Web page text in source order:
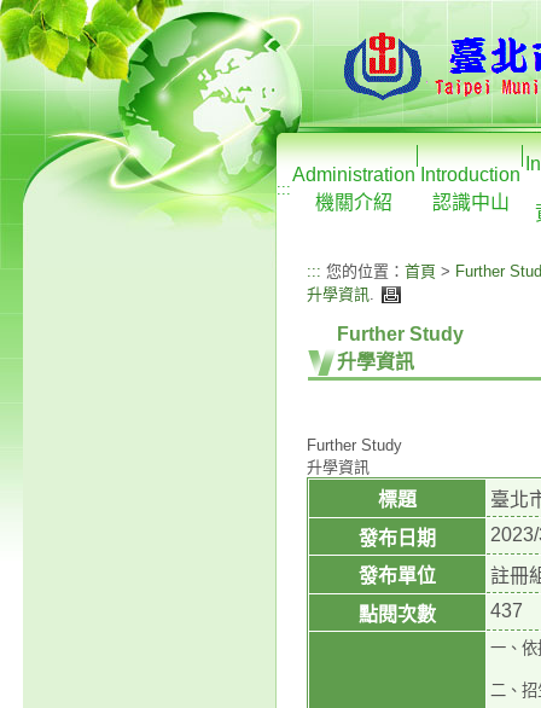
:::
Administration
機關介紹
Introduction
認識中山
::: 您的位置： 首頁 > Further
升學資訊.
Further Study
升學資訊
Further Study
升學資訊
標題
臺北
發布日期
發布單位
註冊
點閱次數
437
一、依
二、招